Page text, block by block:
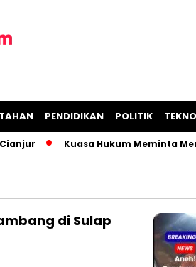
PENDIDIKAN POLITIK
Kuasa Hukum Meminta
di Sulap